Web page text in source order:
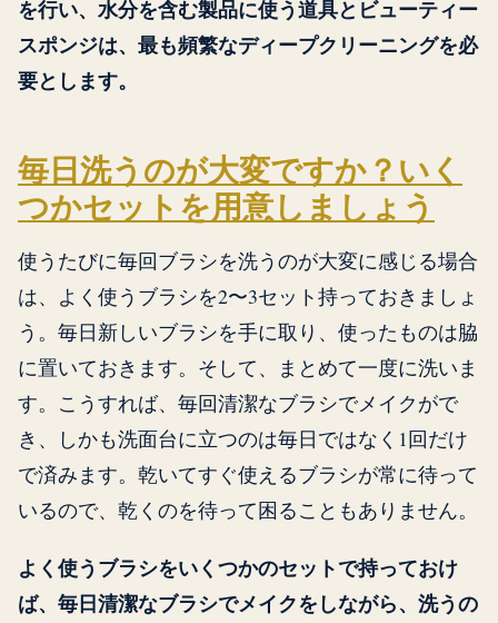
を行い、水分を含む製品に使う道具とビューティー
スポンジは、最も頻繁なディープクリーニングを必
要とします。
毎日洗うのが大変ですか？いく
つかセットを用意しましょう
使うたびに毎回ブラシを洗うのが大変に感じる場合
は、よく使うブラシを2〜3セット持っておきましょ
う。毎日新しいブラシを手に取り、使ったものは脇
に置いておきます。そして、まとめて一度に洗いま
す。こうすれば、毎回清潔なブラシでメイクがで
き、しかも洗面台に立つのは毎日ではなく1回だけ
で済みます。乾いてすぐ使えるブラシが常に待って
いるので、乾くのを待って困ることもありません。
よく使うブラシをいくつかのセットで持っておけ
ば、毎日清潔なブラシでメイクをしながら、洗うの